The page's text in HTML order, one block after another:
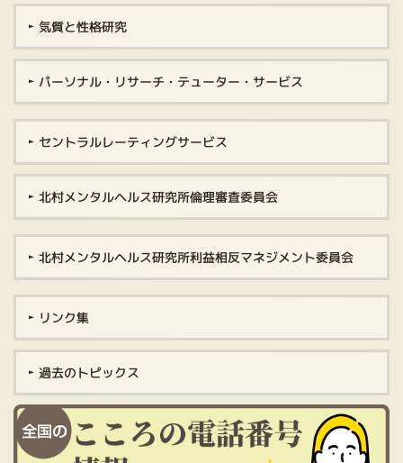
気質と性格研究
パーソナル・リサーチ・テューター・サービス
セントラルレーティングサービス
北村メンタルヘルス研究所倫理審査委員会
北村メンタルヘルス研究所利益相反マネジメント委員会
リンク集
過去のトピックス